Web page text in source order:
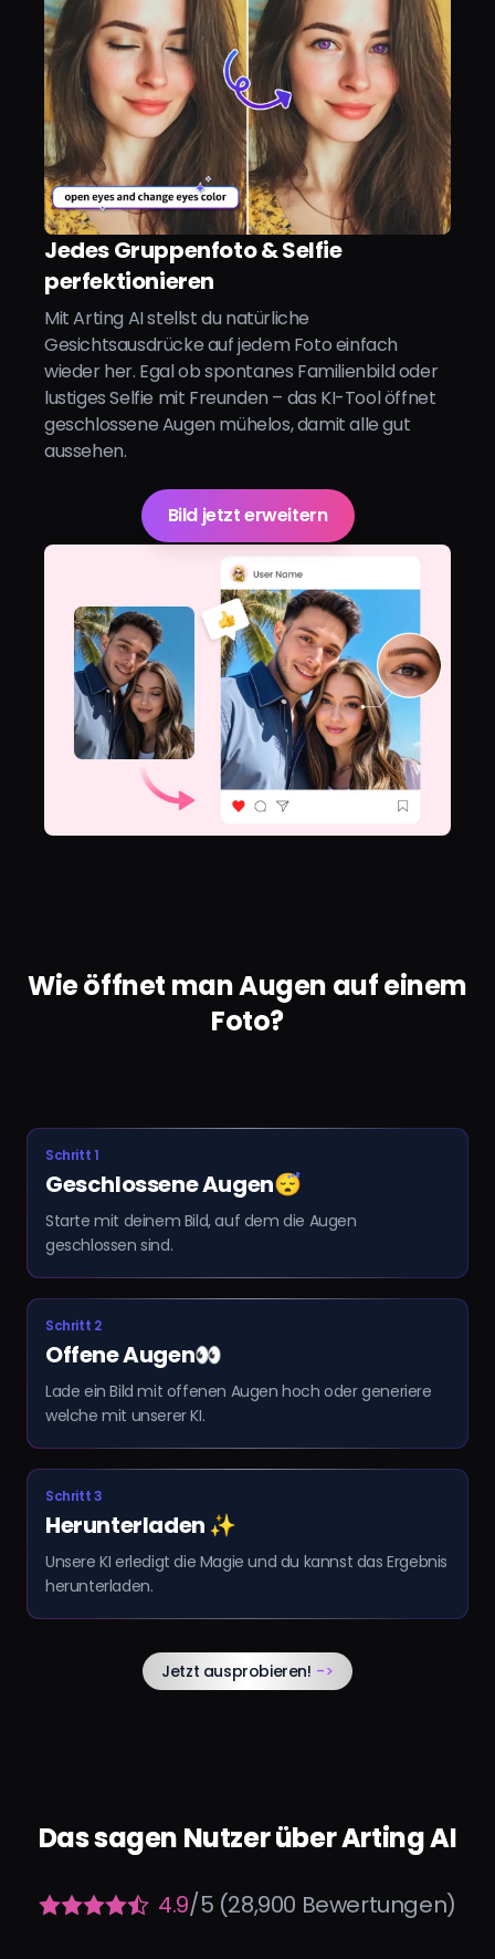
Jedes Gruppenfoto & Selfie
perfektionieren
Mit Arting AI stellst du natürliche
Gesichtsausdrücke auf jedem Foto einfach
wieder her. Egal ob spontanes Familienbild oder
lustiges Selfie mit Freunden – das KI-Tool öffnet
geschlossene Augen mühelos, damit alle gut
aussehen.
Bild jetzt erweitern
Wie öffnet man Augen auf einem
Foto?
Schritt 1
Geschlossene Augen😴
Starte mit deinem Bild, auf dem die Augen
geschlossen sind.
Schritt 2
Offene Augen👀
Lade ein Bild mit offenen Augen hoch oder generiere
welche mit unserer KI.
Schritt 3
Herunterladen ✨
Unsere KI erledigt die Magie und du kannst das Ergebnis
herunterladen.
Jetzt ausprobieren! ->
Das sagen Nutzer über Arting AI
4.9/5 (28,900 Bewertungen)